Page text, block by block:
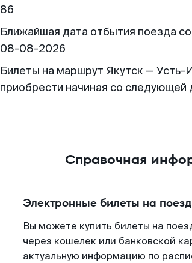
86
Ближайшая дата отбытия поезда
08-08-2026
Билеты на маршрут Якутск —
приобрести начиная со следующей
Справочная
Электронные билеты на
Вы можете купить билеты на
через кошелек или банковской
актуальную информацию по